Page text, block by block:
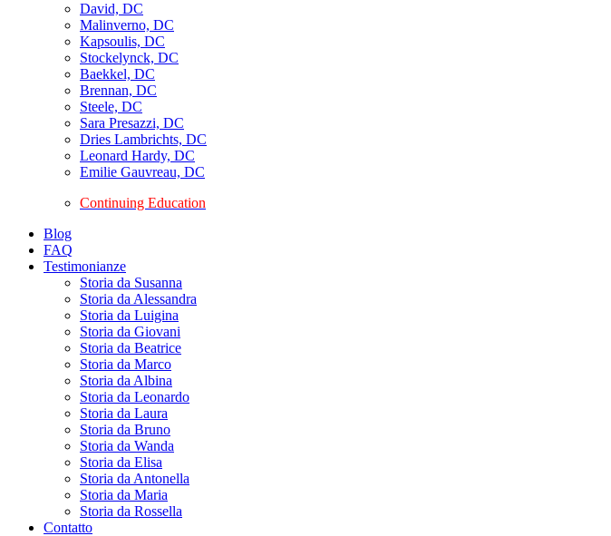
David, DC
Malinverno, DC
Kapsoulis, DC
Stockelynck, DC
Baekkel, DC
Brennan, DC
Steele, DC
Sara Presazzi, DC
Dries Lambrichts, DC
Leonard Hardy, DC
Emilie Gauvreau, DC
Continuing Education
Blog
FAQ
Testimonianze
Storia da Susanna
Storia da Alessandra
Storia da Luigina
Storia da Giovani
Storia da Beatrice
Storia da Marco
Storia da Albina
Storia da Leonardo
Storia da Laura
Storia da Bruno
Storia da Wanda
Storia da Elisa
Storia da Antonella
Storia da Maria
Storia da Rossella
Contatto